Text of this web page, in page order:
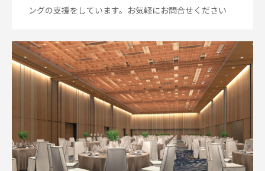
ングの支援をしています。お気軽にお問合せください